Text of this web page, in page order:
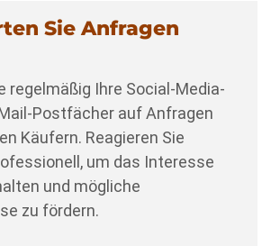
Sie Anfragen
regelmäßig Ihre Social-Media-
Postfächer auf Anfragen
Käufern. Reagieren Sie
um das Interesse
und mögliche
zu fördern.